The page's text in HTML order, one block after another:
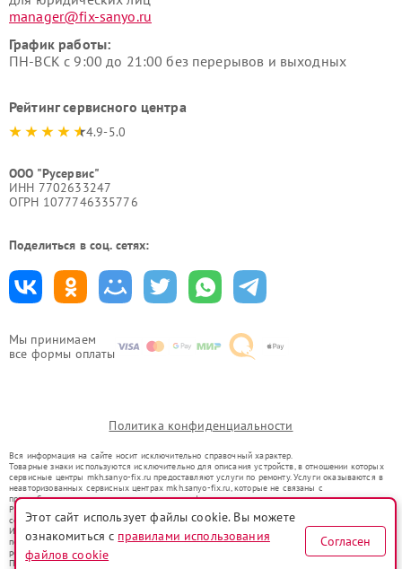
Мы принимаем
все формы оплаты
manager@fix-sanyo.ru
График работы:
ПН-ВСК с 9:00 до 21:00 без перерывов и выходных
Рейтинг сервисного центра
4.9-5.0
ООО "Русервис"
ИНН 7702633247
ОГРН 1077746335776
Поделиться в соц. сетях:
Политика конфиденциальности
Вся информация на сайте носит исключительно справочный характер.
Товарные знаки используются исключительно для описания устройств, в отношении которых
сервисные центры mkh.sanyo-fix.ru предоставляют услуги по ремонту. Услуги оказываются в
неавторизованных сервисных центрах mkh.sanyo-fix.ru, которые не связаны с
правообладателями товарных знаков или их официальными представителями.
Ремонт осуществляется для устройств, уже введенных в гражданский оборот в соответствии
со статьей 1487 ГК РФ.
Использование товарных знаков не преследует цели индивидуализации услуг или введения
потребителей в заблуждение, а служит для информирования о предоставляемых услугах по
ремонту техники указанных брендов.
Представленная на сайте информация не является публичной офертой, определяемой
Этот сайт использует файлы cookie. Вы можете
ознакомиться с правилами использования
файлов cookie
Согласен